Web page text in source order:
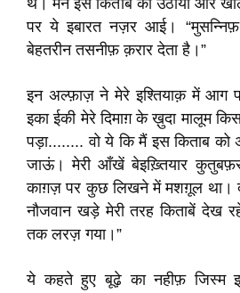
थे। मैंने इस किताब को उठाया और
पर ये इबारत नज़र आई।
बेहतरीन तसनीफ़ क़रार देता है।”
इन अल्फ़ाज़ ने मेरे इश्तियाक़ में आग
इका ईकी मेरे दिमाग़ के ख़ुदा मालूम
पड़ा........ वो ये कि मैं इस किताब
जाऊं। मेरी आँखें बेइख़्तियार
काग़ज़ पर कुछ लिखने में मशग़ूल था।
नौजवान खड़े मेरी तरह किताबें देख
तक लरज़ गया।”
ये कहते हुए बूढ़े का नहीफ़ जिस्म